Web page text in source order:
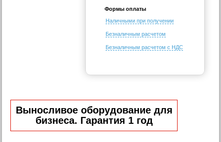
Формы оплаты
Наличными при получении
Безналичным расчетом
Безналичным расчетом с НДС
Выносливое оборудование для
бизнеса. Гарантия 1 год